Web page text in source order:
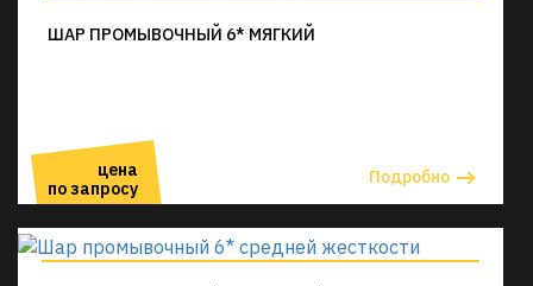
ШАР ПРОМЫВОЧНЫЙ 6* МЯГКИЙ
цена
по запросу
Подробно